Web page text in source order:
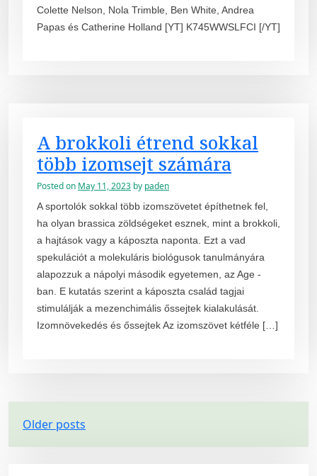
Colette Nelson, Nola Trimble, Ben White, Andrea
Papas és Catherine Holland [YT] K745WWSLFCI [/YT]
A brokkoli étrend sokkal
több izomsejt számára
Posted on May 11, 2023 by paden
A sportolók sokkal több izomszövetet építhetnek fel,
ha olyan brassica zöldségeket esznek, mint a brokkoli,
a hajtások vagy a káposzta naponta. Ezt a vad
spekulációt a molekuláris biológusok tanulmányára
alapozzuk a nápolyi második egyetemen, az Age -
ban. E kutatás szerint a káposzta család tagjai
stimulálják a mezenchimális őssejtek kialakulását.
Izomnövekedés és őssejtek Az izomszövet kétféle […]
P
o
Older posts